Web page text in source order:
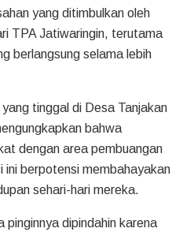
yang ditimbulkan oleh
TPA Jatiwaringin, terutama
berlangsung selama lebih
tinggal di Desa Tanjakan
bahwa
dengan area pembuangan
ini berpotensi membahayakan
sehari-hari mereka.
pinginnya dipindahin karena